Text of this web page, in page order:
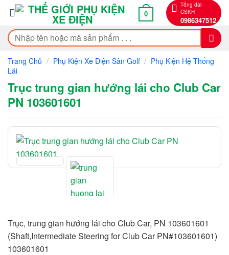
qua
nội
dung
0
Tổng đài
CSKH
0986347512
Tìm
kiếm:
Trang Chủ / Phụ Kiện Xe Điện Sân Golf / Phụ Kiện Hệ Thống
Lái
Trục trung gian hướng lái cho Club Car
PN 103601601
Trục, trung gian hướng lái cho Club Car, PN 103601601
(Shaft,Intermediate Steering for Club Car PN#103601601)
103601601